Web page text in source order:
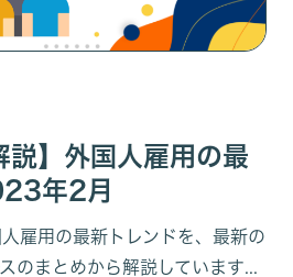
説】外国人雇用の最
年2月
雇用の最新トレンドを、最新の
のまとめから解説しています...